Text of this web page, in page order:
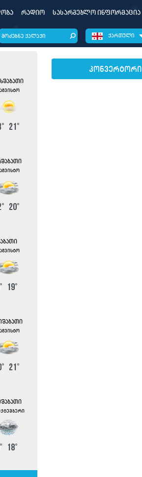
რადიო სასარგებლო ინფორმაცია
ქართული
° 21°
° 20°
° 19°
° 21°
° 18°
კონვერტორი